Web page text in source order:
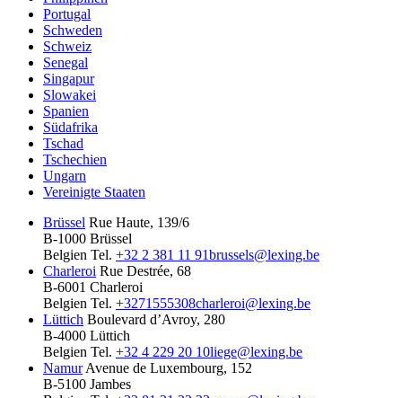
Portugal
Schweden
Schweiz
Senegal
Singapur
Slowakei
Spanien
Südafrika
Tschad
Tschechien
Ungarn
Vereinigte Staaten
Brüssel Rue Haute, 139/6
B-1000 Brüssel
Belgien Tel. +32 2 381 11 91brussels@lexing.be
Charleroi Rue Destrée, 68
B-6001 Charleroi
Belgien Tel. +3271555308charleroi@lexing.be
Lüttich Boulevard d’Avroy, 280
B-4000 Lüttich
Belgien Tel. +32 4 229 20 10liege@lexing.be
Namur Avenue de Luxembourg, 152
B-5100 Jambes